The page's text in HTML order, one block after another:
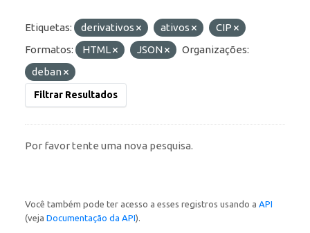
Etiquetas: derivativos ativos
CIP
Formatos:
HTML JSON
Organizações:
deban
Filtrar Resultados
Por favor tente uma nova pesquisa.
Você também pode ter acesso a esses registros usando a API
(veja Documentação da API).